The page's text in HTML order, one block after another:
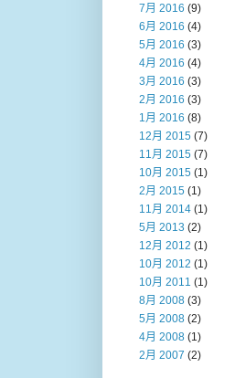
7月 2016 (9)
6月 2016 (4)
5月 2016 (3)
4月 2016 (4)
3月 2016 (3)
2月 2016 (3)
1月 2016 (8)
12月 2015 (7)
11月 2015 (7)
10月 2015 (1)
2月 2015 (1)
11月 2014 (1)
5月 2013 (2)
12月 2012 (1)
10月 2012 (1)
10月 2011 (1)
8月 2008 (3)
5月 2008 (2)
4月 2008 (1)
2月 2007 (2)